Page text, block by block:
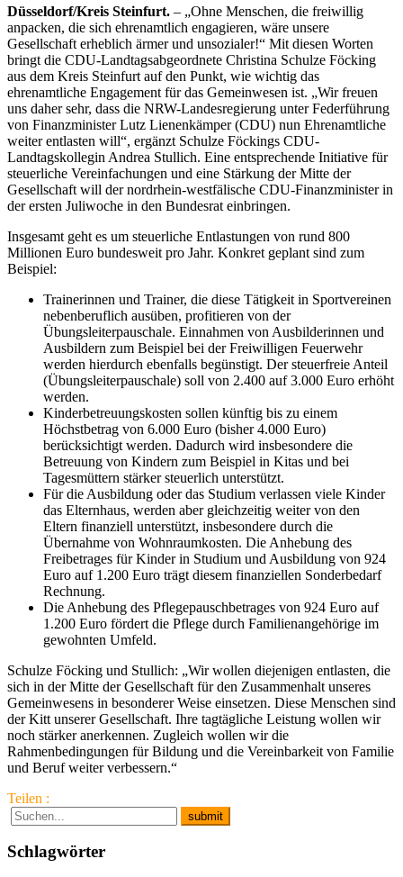
Düsseldorf/Kreis Steinfurt. – „Ohne Menschen, die freiwillig
anpacken, die sich ehrenamtlich engagieren, wäre unsere
Gesellschaft erheblich ärmer und unsozialer!“ Mit diesen Worten
bringt die CDU-Landtagsabgeordnete Christina Schulze Föcking
aus dem Kreis Steinfurt auf den Punkt, wie wichtig das
ehrenamtliche Engagement für das Gemeinwesen ist. „Wir freuen
uns daher sehr, dass die NRW-Landesregierung unter Federführung
von Finanzminister Lutz Lienenkämper (CDU) nun Ehrenamtliche
weiter entlasten will“, ergänzt Schulze Föckings CDU-
Landtagskollegin Andrea Stullich. Eine entsprechende Initiative für
steuerliche Vereinfachungen und eine Stärkung der Mitte der
Gesellschaft will der nordrhein-westfälische CDU-Finanzminister in
der ersten Juliwoche in den Bundesrat einbringen.
Insgesamt geht es um steuerliche Entlastungen von rund 800
Millionen Euro bundesweit pro Jahr. Konkret geplant sind zum
Beispiel:
Trainerinnen und Trainer, die diese Tätigkeit in Sportvereinen
nebenberuflich ausüben, profitieren von der
Übungsleiterpauschale. Einnahmen von Ausbilderinnen und
Ausbildern zum Beispiel bei der Freiwilligen Feuerwehr
werden hierdurch ebenfalls begünstigt. Der steuerfreie Anteil
(Übungsleiterpauschale) soll von 2.400 auf 3.000 Euro erhöht
werden.
Kinderbetreuungskosten sollen künftig bis zu einem
Höchstbetrag von 6.000 Euro (bisher 4.000 Euro)
berücksichtigt werden. Dadurch wird insbesondere die
Betreuung von Kindern zum Beispiel in Kitas und bei
Tagesmüttern stärker steuerlich unterstützt.
Für die Ausbildung oder das Studium verlassen viele Kinder
das Elternhaus, werden aber gleichzeitig weiter von den
Eltern finanziell unterstützt, insbesondere durch die
Übernahme von Wohnraumkosten. Die Anhebung des
Freibetrages für Kinder in Studium und Ausbildung von 924
Euro auf 1.200 Euro trägt diesem finanziellen Sonderbedarf
Rechnung.
Die Anhebung des Pflegepauschbetrages von 924 Euro auf
1.200 Euro fördert die Pflege durch Familienangehörige im
gewohnten Umfeld.
Schulze Föcking und Stullich: „Wir wollen diejenigen entlasten, die
sich in der Mitte der Gesellschaft für den Zusammenhalt unseres
Gemeinwesens in besonderer Weise einsetzen. Diese Menschen sind
der Kitt unserer Gesellschaft. Ihre tagtägliche Leistung wollen wir
noch stärker anerkennen. Zugleich wollen wir die
Rahmenbedingungen für Bildung und die Vereinbarkeit von Familie
und Beruf weiter verbessern.“
Teilen :
Schlagwörter